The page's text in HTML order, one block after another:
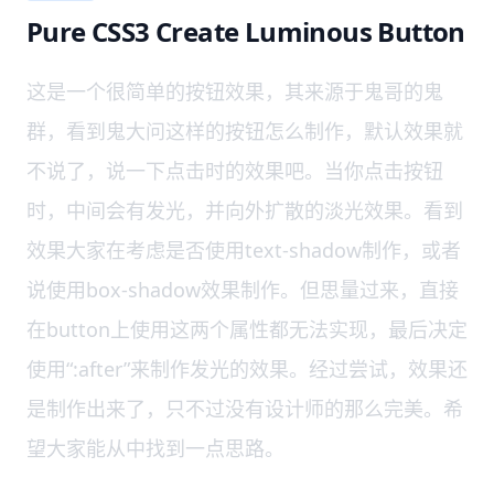
Pure CSS3 Create Luminous Button
这是一个很简单的按钮效果，其来源于鬼哥的鬼
群，看到鬼大问这样的按钮怎么制作，默认效果就
不说了，说一下点击时的效果吧。当你点击按钮
时，中间会有发光，并向外扩散的淡光效果。看到
效果大家在考虑是否使用text-shadow制作，或者
说使用box-shadow效果制作。但思量过来，直接
在button上使用这两个属性都无法实现，最后决定
使用“:after”来制作发光的效果。经过尝试，效果还
是制作出来了，只不过没有设计师的那么完美。希
望大家能从中找到一点思路。